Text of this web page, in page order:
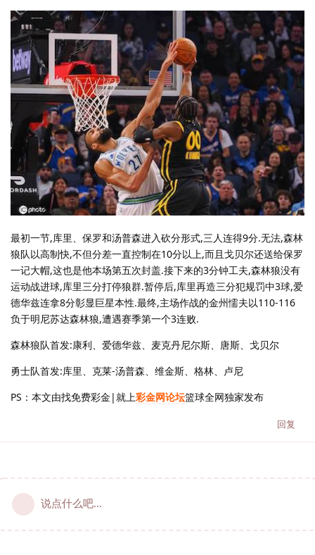
最初一节,库里、保罗和汤普森进入砍分形式,三人连得9分.无法,森林
狼队以高制快,不但分差一直控制在10分以上,而且戈贝尔还送给保罗
一记大帽,这也是他本场第五次封盖.接下来的3分钟工夫,森林狼没有
运动战进球,库里三分打停狼群.暂停后,库里再造三分犯规罚中3球,爱
德华兹连拿8分彰显巨星本性.最终,主场作战的金州懦夫以110-116
负于明尼苏达森林狼,遭遇赛季第一个3连败.
森林狼队首发:康利、爱德华兹、麦克丹尼尔斯、唐斯、戈贝尔
勇士队首发:库里、克莱-汤普森、维金斯、格林、卢尼
PS：本文由找免费彩金|就上彩金网论坛篮球全网独家发布
回复
说点什么吧...